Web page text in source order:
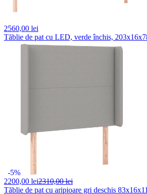
2560,00 lei
Tăblie de pat cu LED, verde închis,
-5%
2200,00 lei2310,00 lei
Tăblie de pat cu aripioare gri deschis